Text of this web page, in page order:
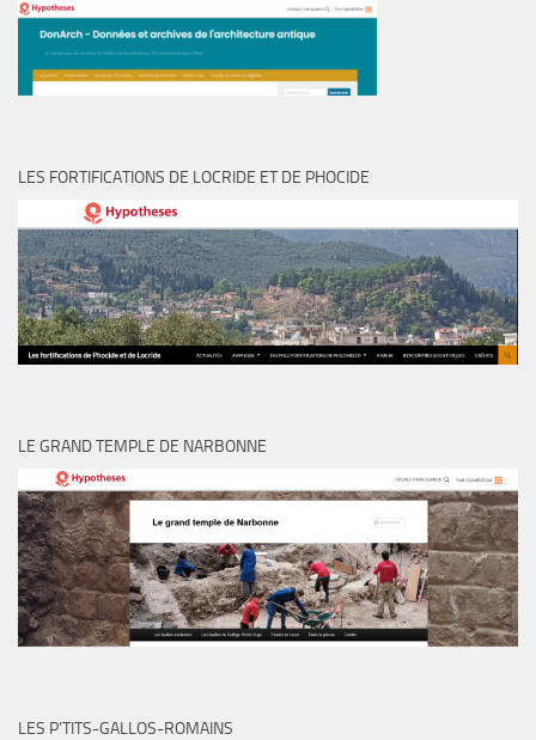
LES FORTIFICATIONS DE LOCRIDE ET DE PHOCIDE
LE GRAND TEMPLE DE NARBONNE
LES P’TITS-GALLOS-ROMAINS